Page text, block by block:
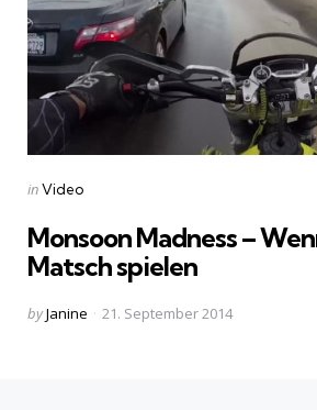
Categories
Posted
inVideo
Monsoon Madness –
Matsch spielen
Posted
byJanine 21. September 2014